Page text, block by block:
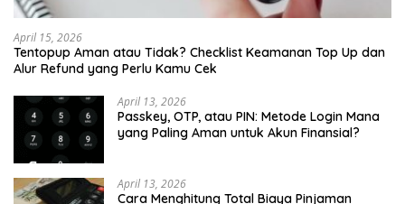
April 15, 2026
Tentopup Aman atau Tidak? Checklist Keamanan Top Up dan
Alur Refund yang Perlu Kamu Cek
April 13, 2026
Passkey, OTP, atau PIN: Metode Login Mana
yang Paling Aman untuk Akun Finansial?
April 13, 2026
Cara Menghitung Total Biaya Pinjaman